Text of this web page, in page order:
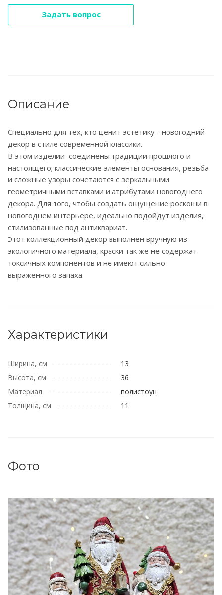
Задать вопрос
Описание
Специально для тех, кто ценит эстетику - новогодний
декор в стиле современной классики.
В этом изделии соединены традиции прошлого и
настоящего; классические элементы основания, резьба
и сложные узоры сочетаются с зеркальными
геометричными вставками и атрибутами новогоднего
декора. Для того, чтобы создать ощущение роскоши в
новогоднем интерьере, идеально подойдут изделия,
стилизованные под антиквариат.
Этот коллекционный декор выполнен вручную из
экологичного материала, краски так же не содержат
токсичных компонентов и не имеют сильно
выраженного запаха.
Характеристики
Ширина, см
13
Высота, см
36
Материал
полистоун
Толщина, см
11
Фото